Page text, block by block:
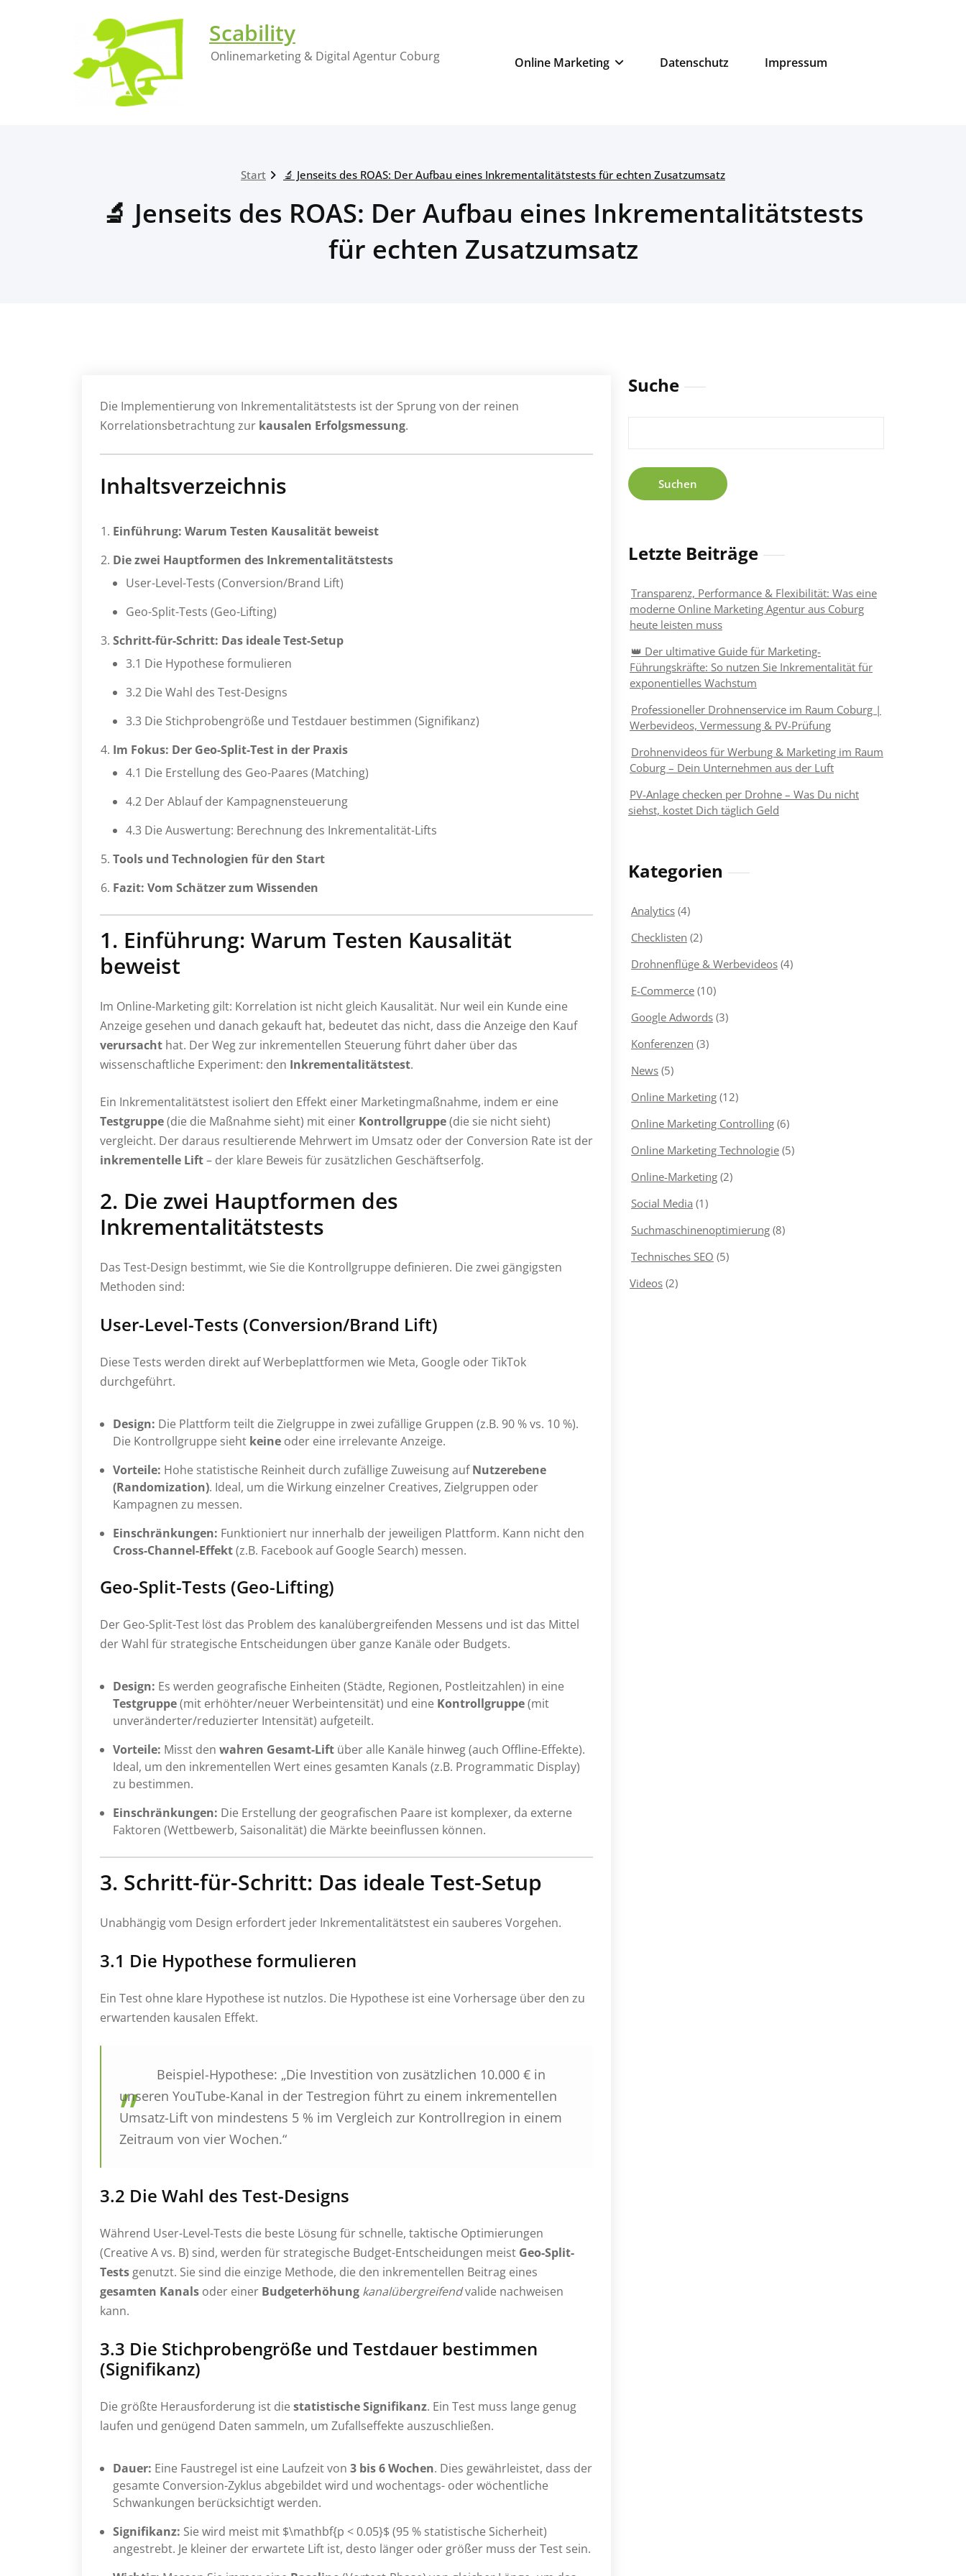
Scability
Onlinemarketing & Digital Agentur Coburg Online Marketing Datenschutz Impressum
Start 🔬 Jenseits des ROAS: Der Aufbau eines Inkrementalitätstests für echten Zusatzumsatz
🔬 Jenseits des ROAS: Der Aufbau eines Inkrementalitätstests
für echten Zusatzumsatz
Die Implementierung von Inkrementalitätstests ist der Sprung von der reinen
Korrelationsbetrachtung zur kausalen Erfolgsmessung.
Inhaltsverzeichnis
Einführung: Warum Testen Kausalität beweist
Die zwei Hauptformen des Inkrementalitätstests
User-Level-Tests (Conversion/Brand Lift)
Geo-Split-Tests (Geo-Lifting)
Schritt-für-Schritt: Das ideale Test-Setup
3.1 Die Hypothese formulieren
3.2 Die Wahl des Test-Designs
3.3 Die Stichprobengröße und Testdauer bestimmen (Signifikanz)
Im Fokus: Der Geo-Split-Test in der Praxis
4.1 Die Erstellung des Geo-Paares (Matching)
4.2 Der Ablauf der Kampagnensteuerung
4.3 Die Auswertung: Berechnung des Inkrementalität-Lifts
Tools und Technologien für den Start
Fazit: Vom Schätzer zum Wissenden
1. Einführung: Warum Testen Kausalität
beweist
Im Online-Marketing gilt: Korrelation ist nicht gleich Kausalität. Nur weil ein Kunde eine
Anzeige gesehen und danach gekauft hat, bedeutet das nicht, dass die Anzeige den Kauf
verursacht hat. Der Weg zur inkrementellen Steuerung führt daher über das
wissenschaftliche Experiment: den Inkrementalitätstest.
Ein Inkrementalitätstest isoliert den Effekt einer Marketingmaßnahme, indem er eine
Testgruppe(die die Maßnahme sieht) mit einer Kontrollgruppe(die sie nicht sieht)
vergleicht. Der daraus resultierende Mehrwert im Umsatz oder der Conversion Rate ist der
inkrementelle Lift– der klare Beweis für zusätzlichen Geschäftserfolg.
2. Die zwei Hauptformen des
Inkrementalitätstests
Das Test-Design bestimmt, wie Sie die Kontrollgruppe definieren. Die zwei gängigsten
Methoden sind:
User-Level-Tests (Conversion/Brand Lift)
Diese Tests werden direkt auf Werbeplattformen wie Meta, Google oder TikTok
durchgeführt.
Design: Die Plattform teilt die Zielgruppe in zwei zufällige Gruppen (z.B. 90 % vs. 10 %).
Die Kontrollgruppe sieht keine oder eine irrelevante Anzeige.
Vorteile: Hohe statistische Reinheit durch zufällige Zuweisung aufNutzerebene
(Randomization). Ideal, um die Wirkung einzelner Creatives, Zielgruppen oder
Kampagnen zu messen.
Einschränkungen: Funktioniert nur innerhalb der jeweiligen Plattform. Kann nicht den
Cross-Channel-Effekt(z.B. Facebook auf Google Search) messen.
Geo-Split-Tests (Geo-Lifting)
Der Geo-Split-Test löst das Problem des kanalübergreifenden Messens und ist das Mittel
der Wahl für strategische Entscheidungen über ganze Kanäle oder Budgets.
Design: Es werden geografische Einheiten (Städte, Regionen, Postleitzahlen) in eine
Testgruppe(mit erhöhter/neuer Werbeintensität) und eine Kontrollgruppe(mit
unveränderter/reduzierter Intensität) aufgeteilt.
Vorteile: Misst den wahren Gesamt-Lift über alle Kanäle hinweg (auch Offline-Effekte).
Ideal, um den inkrementellen Wert eines gesamten Kanals (z.B. Programmatic Display)
zu bestimmen.
Einschränkungen: Die Erstellung der geografischen Paare ist komplexer, da externe
Faktoren (Wettbewerb, Saisonalität) die Märkte beeinflussen können.
3. Schritt-für-Schritt: Das ideale Test-Setup
Unabhängig vom Design erfordert jeder Inkrementalitätstest ein sauberes Vorgehen.
3.1 Die Hypothese formulieren
Ein Test ohne klare Hypothese ist nutzlos. Die Hypothese ist eine Vorhersage über den zu
erwartenden kausalen Effekt.
Beispiel-Hypothese: „Die Investition von zusätzlichen 10.000 € in
unseren YouTube-Kanal in der Testregion führt zu einem inkrementellen
Umsatz-Lift von mindestens 5 % im Vergleich zur Kontrollregion in einem
Zeitraum von vier Wochen.“
3.2 Die Wahl des Test-Designs
Während User-Level-Tests die beste Lösung für schnelle, taktische Optimierungen
(Creative A vs. B) sind, werden für strategische Budget-Entscheidungen meist Geo-Split-
Tests genutzt. Sie sind die einzige Methode, die den inkrementellen Beitrag eines
gesamten Kanals oder einer Budgeterhöhung kanalübergreifendvalide nachweisen
kann.
3.3 Die Stichprobengröße und Testdauer bestimmen
(Signifikanz)
Die größte Herausforderung ist die statistische Signifikanz. Ein Test muss lange genug
laufen und genügend Daten sammeln, um Zufallseffekte auszuschließen.
Dauer: Eine Faustregel ist eine Laufzeit von 3 bis 6 Wochen. Dies gewährleistet, dass der
gesamte Conversion-Zyklus abgebildet wird und wochentags- oder wöchentliche
Schwankungen berücksichtigt werden.
Signifikanz: Sie wird meist mit $\mathbf{p < 0.05}$ (95 % statistische Sicherheit)
angestrebt. Je kleiner der erwartete Lift ist, desto länger oder größer muss der Test sein.
Suche
Letzte Beiträge
Transparenz, Performance & Flexibilität: Was eine
moderne Online Marketing Agentur aus Coburg
heute leisten muss
👑 Der ultimative Guide für Marketing-
Führungskräfte: So nutzen Sie Inkrementalität für
exponentielles Wachstum
Professioneller Drohnenservice im Raum Coburg |
Werbevideos, Vermessung & PV-Prüfung
Drohnenvideos für Werbung & Marketing im Raum
Coburg – Dein Unternehmen aus der Luft
PV-Anlage checken per Drohne – Was Du nicht
siehst, kostet Dich täglich Geld
Kategorien
Analytics (4)
Checklisten (2)
Drohnenflüge & Werbevideos (4)
E-Commerce (10)
Google Adwords (3)
Konferenzen (3)
News (5)
Online Marketing (12)
Online Marketing Controlling (6)
Online Marketing Technologie (5)
Online-Marketing (2)
Social Media (1)
Suchmaschinenoptimierung (8)
Technisches SEO (5)
Videos (2)